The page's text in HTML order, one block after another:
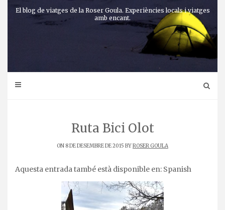
El blog de viatges de la Roser Goula. Experiències locals i viatges
amb encant.
Ruta Bici Olot
ON 8 DE DESEMBRE DE 2015 BYROSER GOULA
Aquesta entrada també està disponible en: Spanish